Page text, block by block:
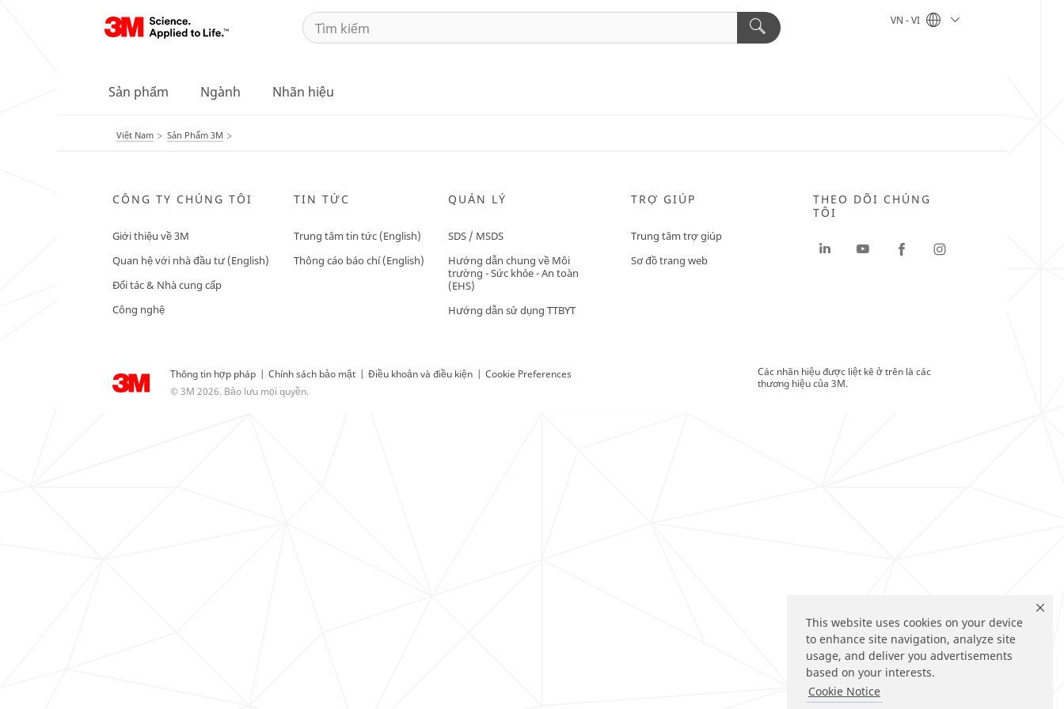
This website uses cookies on your device
to enhance site navigation, analyze site
usage, and deliver you advertisements
based on your interests.
Cookie Notice
VN - VI
Sản phẩm Ngành Nhãn hiệu
Việt Nam Sản Phẩm 3M
CÔNG TY CHÚNG TÔI
Giới thiệu về 3M
Quan hệ với nhà đầu tư (English)
Đối tác & Nhà cung cấp
Công nghệ
TIN TỨC
Trung tâm tin tức (English)
Thông cáo báo chí (English)
QUẢN LÝ
SDS / MSDS
Hướng dẫn chung về Môi
trường - Sức khỏe - An toàn
(EHS)
Hướng dẫn sử dụng TTBYT
TRỢ GIÚP
Trung tâm trợ giúp
Sơ đồ trang web
Thông tin hợp pháp | Chính sách bảo mật | Điều khoản và điều kiện | Cookie Preferences
© 3M 2026. Bảo lưu mọi quyền.
THEO DÕI CHÚNG
TÔI
Các nhãn hiệu được liệt kê ở trên là các
thương hiệu của 3M.